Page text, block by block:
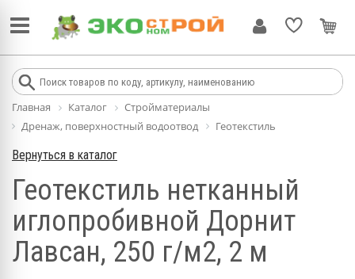
Главная Каталог
Стройматериалы
Дренаж, поверхностный водоотвод
Геотекстиль
Вернуться в каталог
Геотекстиль нетканный
иглопробивной Дорнит
Лавсан, 250 г/м2, 2 м